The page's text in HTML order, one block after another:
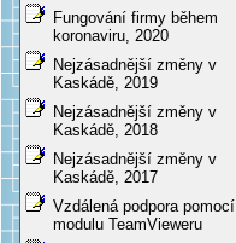
Fungování firmy během
koronaviru, 2020
Nejzásadnější změny v
Kaskádě, 2019
Nejzásadnější změny v
Kaskádě, 2018
Nejzásadnější změny v
Kaskádě, 2017
Vzdálená podpora pomocí
modulu TeamVieweru